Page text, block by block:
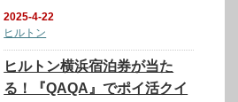
2025-4-22
ヒルトン
ヒルトン横浜宿泊券が当た
る！『QAQA』でポイ活クイ